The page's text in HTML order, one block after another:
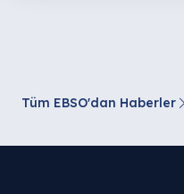
Tüm EBSO'dan Haberler